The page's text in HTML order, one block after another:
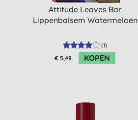
Attitude Leaves Bar
Lippenbalsem Watermeloen
(1)
€ 5,49 KOPEN